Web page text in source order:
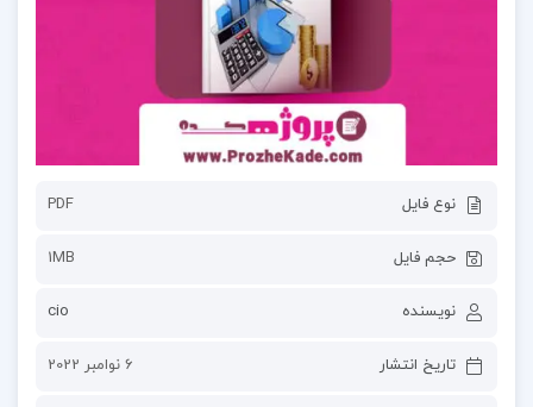
نوع فایل PDF
حجم فایل 1MB
نویسنده cio
تاریخ انتشار 6 نوامبر 2022